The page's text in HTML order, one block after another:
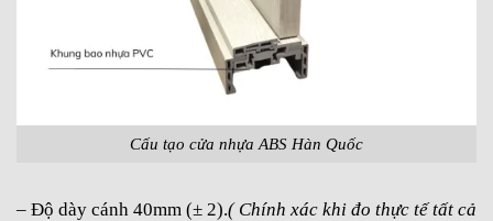
Cấu tạo cửa nhựa ABS Hàn Quốc
– Độ dày cánh 40mm (± 2).( Chính xác khi đo thực tế tất cả